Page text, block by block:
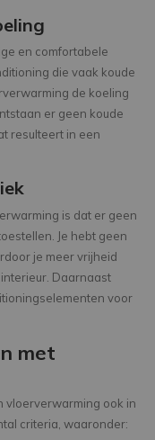
en comfortabele
die vaak koude
de koeling
er geen koude
resulteert in een
is dat er geen
Je hebt geen
je meer vrijheid
Daarnaast
voor
met
vloerverwarming ook in
criteria, waaronder: